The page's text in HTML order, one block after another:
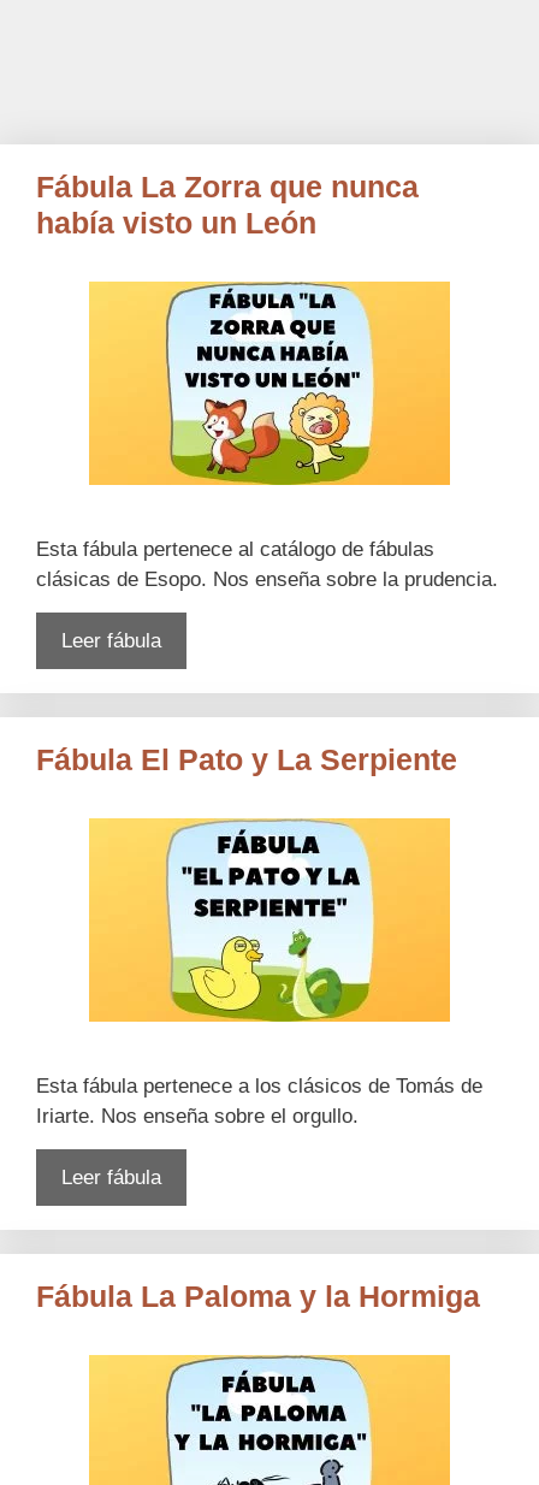
Fábula La Zorra que nunca
había visto un León
Esta fábula pertenece al catálogo de fábulas
clásicas de Esopo. Nos enseña sobre la prudencia.
Leer fábula
Fábula El Pato y La Serpiente
Esta fábula pertenece a los clásicos de Tomás de
Iriarte. Nos enseña sobre el orgullo.
Leer fábula
Fábula La Paloma y la Hormiga